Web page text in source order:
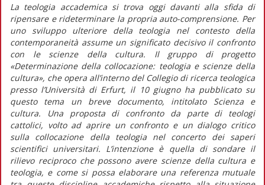
La teologia accademica si trova oggi davanti alla sfida di
ripensare e rideterminare la propria auto-comprensione. Per
uno sviluppo ulteriore della teologia nel contesto della
contemporaneità assume un significato decisivo il confronto
con le scienze della cultura. Il gruppo di progetto
«Determinazione della collocazione: teologia e scienze della
cultura», che opera all’interno del Collegio di ricerca teologica
presso l’Università di Erfurt, il 10 giugno ha pubblicato su
questo tema un breve documento, intitolato Scienza e
cultura. Una proposta di confronto da parte di teologi
cattolici, volto ad aprire un confronto e un dialogo critico
sulla collocazione della teologia nel concerto dei saperi
scientifici universitari. L’intenzione è quella di sondare il
rilievo reciproco che possono avere scienze della cultura e
teologia, e come si possa elaborare una referenza mutuale